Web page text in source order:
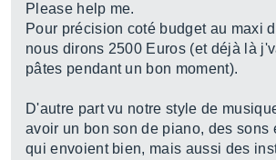
Please help me.
Pour précision coté budget au maxi
nous dirons 2500 Euros (et déjà là
pâtes pendant un bon moment).
D'autre part vu notre style de
avoir un bon son de piano, des sons
qui envoient bien, mais aussi des